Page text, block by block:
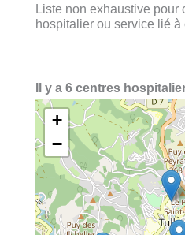
Liste non exhaustive pour
hospitalier ou service lié à
Il y a 6 centres
+
−